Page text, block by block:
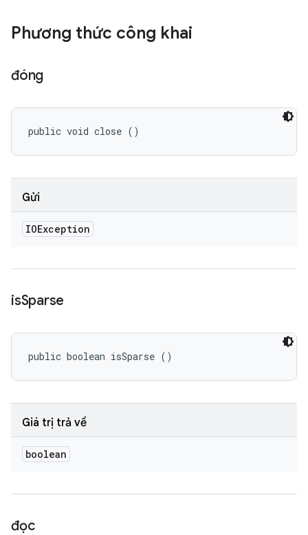
Phương thức công khai
đóng
public void close ()
Gửi
IOException
isSparse
public boolean isSparse ()
Giá trị trả về
boolean
đọc